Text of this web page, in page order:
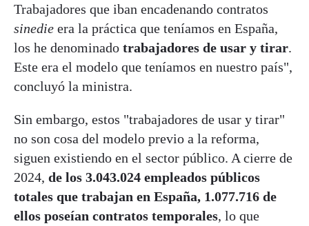
Trabajadores que iban encadenando contratos
sinedie era la práctica que teníamos en España,
los he denominado trabajadores de usar y tirar.
Este era el modelo que teníamos en nuestro país",
concluyó la ministra.
Sin embargo, estos "trabajadores de usar y tirar"
no son cosa del modelo previo a la reforma,
siguen existiendo en el sector público. A cierre de
2024, de los 3.043.024 empleados públicos
totales que trabajan en España, 1.077.716 de
ellos poseían contratos temporales, lo que